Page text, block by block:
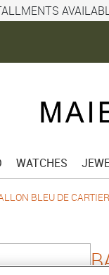
WATCHES
BLEU DE CARTIER